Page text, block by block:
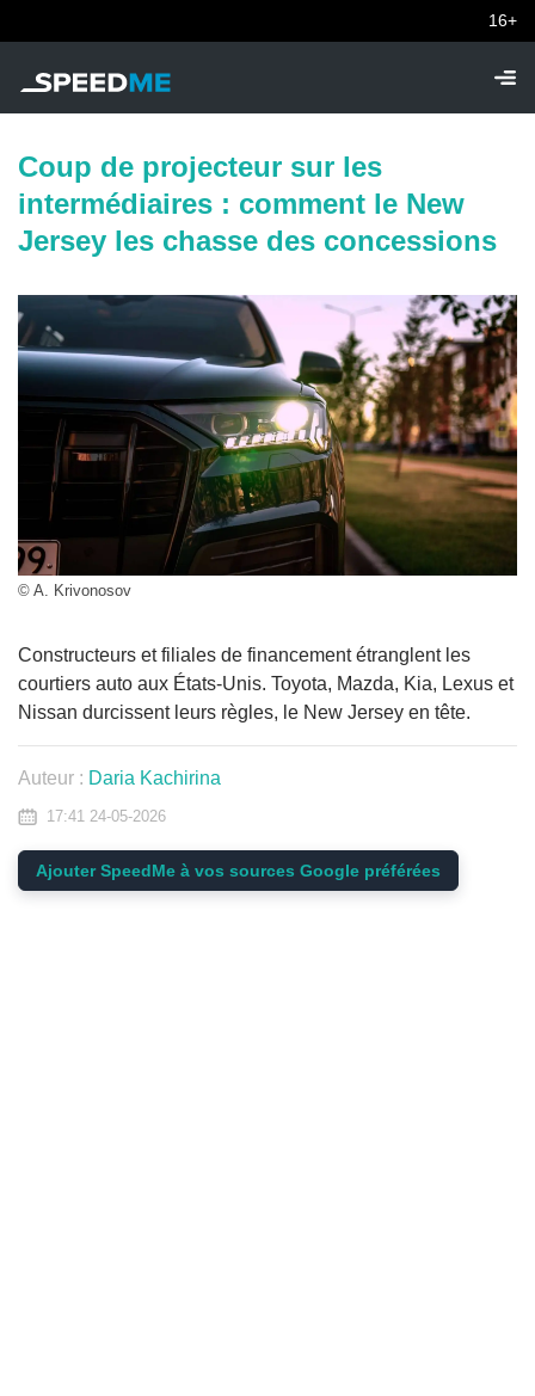
16+
Coup de projecteur sur les
intermédiaires : comment le New
Jersey les chasse des concessions
© A. Krivonosov
Constructeurs et filiales de financement étranglent les
courtiers auto aux États-Unis. Toyota, Mazda, Kia, Lexus et
Nissan durcissent leurs règles, le New Jersey en tête.
Auteur : Daria Kachirina
17:41 24-05-2026
Ajouter SpeedMe à vos sources Google préférées